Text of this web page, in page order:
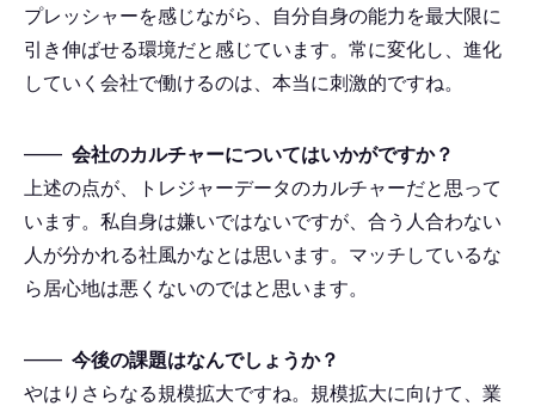
プレッシャーを感じながら、自分自身の能力を最大限に
引き伸ばせる環境だと感じています。常に変化し、進化
していく会社で働けるのは、本当に刺激的ですね。
―― 会社のカルチャーについてはいかがですか？
上述の点が、トレジャーデータのカルチャーだと思って
います。私自身は嫌いではないですが、合う人合わない
人が分かれる社風かなとは思います。マッチしているな
ら居心地は悪くないのではと思います。
―― 今後の課題はなんでしょうか？
やはりさらなる規模拡大ですね。規模拡大に向けて、業